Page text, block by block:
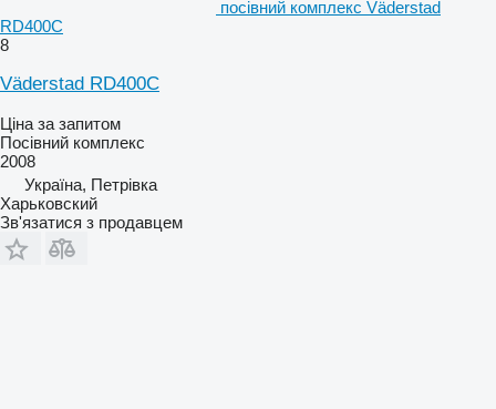
посівний комплекс Väderstad
RD400C
8
Väderstad RD400C
Ціна за запитом
Посівний комплекс
2008
Україна, Петрівка
Харьковский
Зв'язатися з продавцем